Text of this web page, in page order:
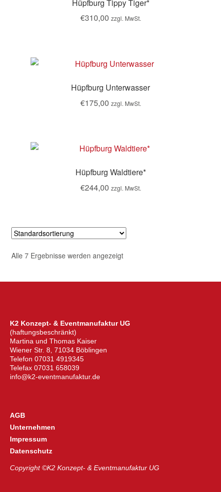
Hüpfburg Tippy Tiger*
€310,00 zzgl. MwSt.
Hüpfburg Unterwasser
€175,00 zzgl. MwSt.
Hüpfburg Waldtiere*
€244,00 zzgl. MwSt.
Alle 7 Ergebnisse werden angezeigt
K2 Konzept- & Eventmanufaktur UG
(haftungsbeschränkt)
Martina und Thomas Kaiser
Wiener Str. 8, 71034 Böblingen
Telefon 07031 4919345
Telefax 07031 658039
info@k2-eventmanufaktur.de
AGB
Unternehmen
Impressum
Datenschutz
Copyright ©K2 Konzept- & Eventmanufaktur UG